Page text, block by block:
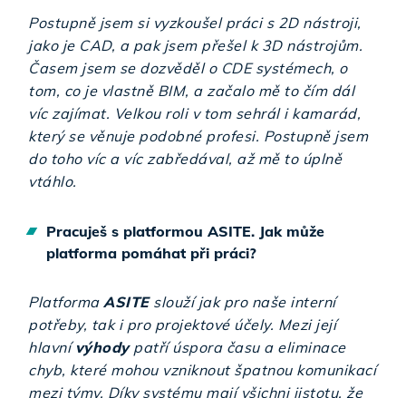
Postupně jsem si vyzkoušel práci s 2D nástroji,
jako je CAD, a pak jsem přešel k 3D nástrojům.
Časem jsem se dozvěděl o CDE systémech, o
tom, co je vlastně BIM, a začalo mě to čím dál
víc zajímat. Velkou roli v tom sehrál i kamarád,
který se věnuje podobné profesi. Postupně jsem
do toho víc a víc zabředával, až mě to úplně
vtáhlo.
Pracuješ s platformou ASITE. Jak může
platforma pomáhat při práci?
PlatformaASITEslouží jak pro naše interní
potřeby, tak i pro projektové účely. Mezi její
hlavnívýhodypatří úspora času a eliminace
chyb, které mohou vzniknout špatnou komunikací
mezi týmy. Díky systému mají všichni jistotu, že